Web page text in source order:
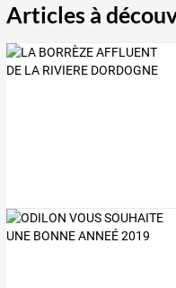
Articles à